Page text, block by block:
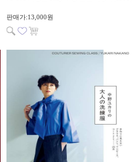
판매가:13,000원